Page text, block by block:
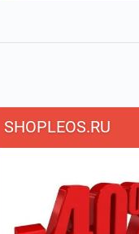
SHOPLEOS.RU